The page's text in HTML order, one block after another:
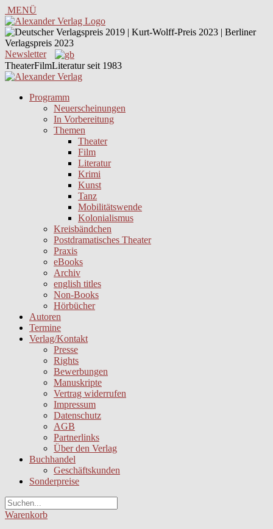
MENÜ
Newsletter
TheaterFilmLiteratur seit 1983
Programm
Neuerscheinungen
In Vorbereitung
Themen
Theater
Film
Literatur
Krimi
Kunst
Tanz
Mobilitätswende
Kolonialismus
Kreisbändchen
Postdramatisches Theater
Praxis
eBooks
Archiv
english titles
Non-Books
Hörbücher
Autoren
Termine
Verlag/Kontakt
Presse
Rights
Bewerbungen
Manuskripte
Vertrag widerrufen
Impressum
Datenschutz
AGB
Partnerlinks
Über den Verlag
Buchhandel
Geschäftskunden
Sonderpreise
Warenkorb